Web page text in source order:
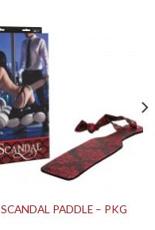
SCANDAL PADDLE – PKG